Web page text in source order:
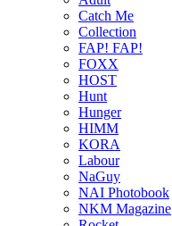
Catch Me
Collection
FAP! FAP!
FOXX
HOST
Hunt
Hunger
HIMM
KORA
Labour
NaGuy
NAI Photobook
NKM Magazine